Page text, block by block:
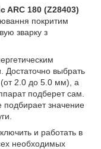
ARC 180 (Z28403)
покритим
зварку з
Достаточно выбрать
2.0 до 5.0 мм), а
подберет сам.
подбирает значение
и работать в
необходимых